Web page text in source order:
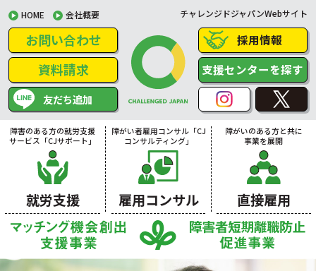
HOME 会社概要 チャレンジドジャパンWebサイト
お問い合わせ
資料請求
友だち追加
採用情報
支援センターを探す
障害のある方の就労支援
サービス「CJサポート」
就労支援
障がい者雇用コンサル「CJ
コンサルティング」
雇用コンサル
障がいのある方と共に
事業を展開
直接雇用